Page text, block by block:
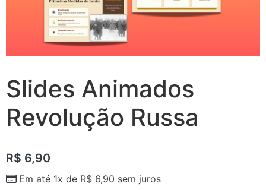
Slides Animados
Revolução Russa
R$ 6,90
Em até 1x de R$ 6,90 sem juros